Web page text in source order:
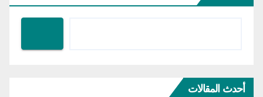
أحدث المقالات